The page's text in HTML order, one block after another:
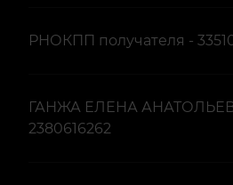
РНОКПП получателя -
ГАНЖА ЕЛЕНА
2380616262